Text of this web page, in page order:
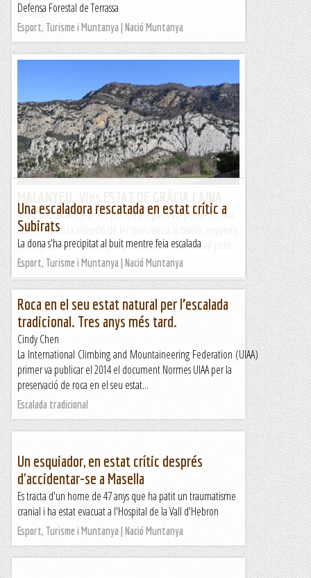
Els Visas
Defensa Forestal de Terrassa
Esport, Turisme i Muntanya | Nació Muntanya
4/04/18. A Malanyeu sempre hi ha alguna via pendent, avui
anàvem amb la intenció de fer dues vies a la banda esquerra
poc equipades només algun pont de roca testimonial però...
Joan asín
Una escaladora rescatada en estat crític a
Subirats
La dona s'ha precipitat al buit mentre feia escalada
Esport, Turisme i Muntanya | Nació Muntanya
Roca en el seu estat natural per l’escalada
tradicional. Tres anys més tard.
Cindy Chen
La International Climbing and Mountaineering Federation (UIAA)
primer va publicar el 2014 el document Normes UIAA per la
preservació de roca en el seu estat...
Escalada tradicional
Un esquiador, en estat crític després
d'accidentar-se a Masella
Es tracta d'un home de 47 anys que ha patit un traumatisme
cranial i ha estat evacuat a l'Hospital de la Vall d'Hebron
Esport, Turisme i Muntanya | Nació Muntanya